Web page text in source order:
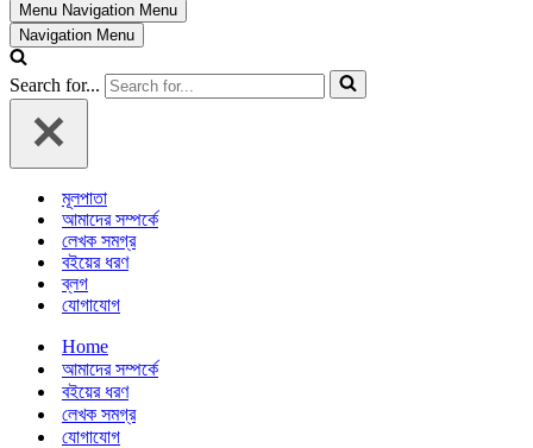
Menu Navigation Menu
Navigation Menu
Search for...
মূলপাতা
আমাদের সম্পর্কে
লেখক সমগ্র
বইয়ের ধরণ
ব্লগ
যোগাযোগ
Home
আমাদের সম্পর্কে
বইয়ের ধরণ
লেখক সমগ্র
যোগাযোগ